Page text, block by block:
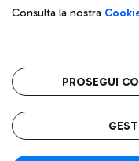
Privacy policy
Consulta la nostra
PROSEGUI